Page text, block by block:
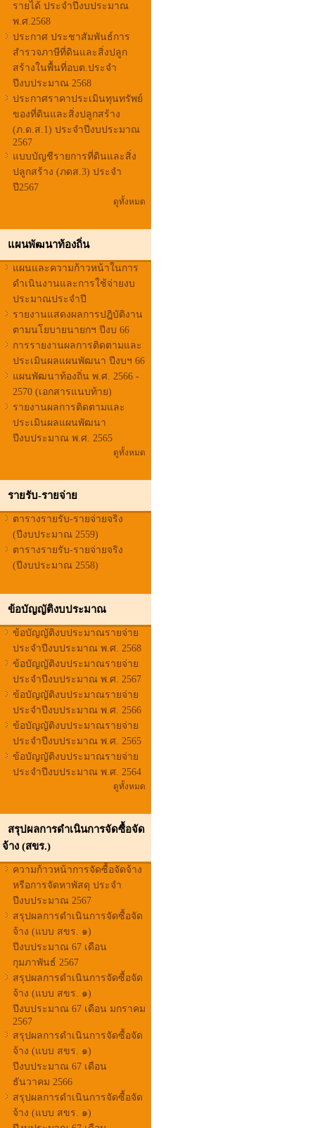
รายได้ ประจำปีงบประมาณ
พ.ศ.2568
ประกาศ ประชาสัมพันธ์การ
สำรวจภาษีที่ดินและสิ่งปลูก
สร้างในพื้นที่อบต.ประจำ
ปีงบประมาณ 2568
ประกาศราคาประเมินทุนทรัพย์
ของที่ดินและสิ่งปลูกสร้าง
(ภ.ด.ส.1) ประจำปีงบประมาณ
2567
แบบบัญชีรายการที่ดินและสิ่ง
ปลูกสร้าง (ภดส.3) ประจำ
ปี2567
ดูทั้งหมด
แผนพัฒนาท้องถิ่น
แผนและความก้าวหน้าในการ
ดำเนินงานและการใช้จ่ายงบ
ประมาณประจำปี
รายงานแสดงผลการปฎิบัติงาน
ตามนโยบายนายกฯ ปีงบ 66
การรายงานผลการติดตามและ
ประเมินผลแผนพัฒนา ปีงบฯ 66
แผนพัฒนาท้องถิ่น พ.ศ. 2566 -
2570 (เอกสารแนบท้าย)
รายงานผลการติดตามและ
ประเมินผลแผนพัฒนา
ปีงบประมาณ พ.ศ. 2565
ดูทั้งหมด
รายรับ-รายจ่าย
ตารางรายรับ-รายจ่ายจริง
(ปีงบประมาณ 2559)
ตารางรายรับ-รายจ่ายจริง
(ปีงบประมาณ 2558)
ข้อบัญญัติงบประมาณ
ข้อบัญญัติงบประมาณรายจ่าย
ประจำปีงบประมาณ พ.ศ. 2568
ข้อบัญญัติงบประมาณรายจ่าย
ประจำปีงบประมาณ พ.ศ. 2567
ข้อบัญญัติงบประมาณรายจ่าย
ประจำปีงบประมาณ พ.ศ. 2566
ข้อบัญญัติงบประมาณรายจ่าย
ประจำปีงบประมาณ พ.ศ. 2565
ข้อบัญญัติงบประมาณรายจ่าย
ประจำปีงบประมาณ พ.ศ. 2564
ดูทั้งหมด
สรุปผลการดำเนินการจัดซื้อจัด
จ้าง (สขร.)
ความก้าวหน้าการจัดซื้อจัดจ้าง
หรือการจัดหาพัสดุ ประจำ
ปีงบประมาณ 2567
สรุปผลการดำเนินการจัดซื้อจัด
จ้าง (แบบ สขร. ๑)
ปีงบประมาณ 67 เดือน
กุมภาพันธ์ 2567
สรุปผลการดำเนินการจัดซื้อจัด
จ้าง (แบบ สขร. ๑)
ปีงบประมาณ 67 เดือน มกราคม
2567
สรุปผลการดำเนินการจัดซื้อจัด
จ้าง (แบบ สขร. ๑)
ปีงบประมาณ 67 เดือน
ธันวาคม 2566
สรุปผลการดำเนินการจัดซื้อจัด
จ้าง (แบบ สขร. ๑)